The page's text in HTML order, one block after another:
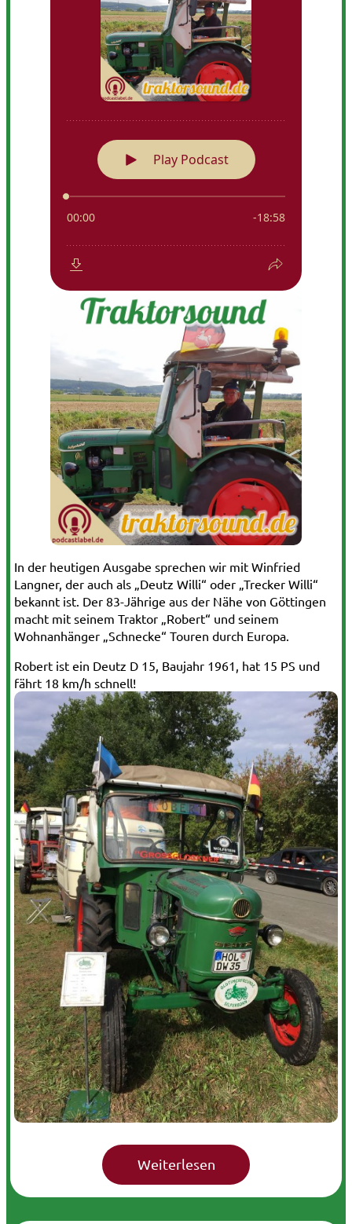
In der heutigen Ausgabe sprechen wir mit Winfried
Langner, der auch als „Deutz Willi“ oder „Trecker Willi“
bekannt ist. Der 83-Jährige aus der Nähe von Göttingen
macht mit seinem Traktor „Robert“ und seinem
Wohnanhänger „Schnecke“ Touren durch Europa.
Robert ist ein Deutz D 15, Baujahr 1961, hat 15 PS und
fährt 18 km/h schnell!